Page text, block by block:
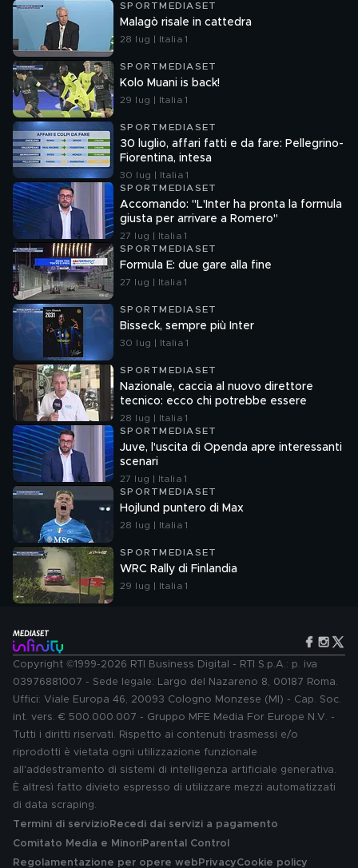
SPORTMEDIASET
Malagò risale in cattedra
28 lug | Italia 1
SPORTMEDIASET
Kolo Muani is back!
29 lug | Italia 1
SPORTMEDIASET
30 luglio, affari fatti e da fare: Pellegrino-
Fiorentina, intesa
30 lug | Italia 1
SPORTMEDIASET
Accomando: "L'Inter ha pronta la formula
giusta per arrivare a Romero"
27 lug | Italia 1
SPORTMEDIASET
Formula E: due gare alla fine
27 lug | Italia 1
SPORTMEDIASET
Bisseck, sempre più Inter
30 lug | Italia 1
SPORTMEDIASET
Nazionale, caccia al nuovo direttore
tecnico: ecco chi potrebbe essere
28 lug | Italia 1
SPORTMEDIASET
Juve, l'uscita di Openda apre interessanti
scenari
27 lug | Italia 1
SPORTMEDIASET
Hojlund puntero di Max
28 lug | Italia 1
SPORTMEDIASET
WRC Rally di Finlandia
29 lug | Italia 1
Copyright ©1999-2026 RTI Business Digital - RTI S.p.A.: p. iva
03976881007 - Sede legale: Largo del Nazareno 8, 00187 Roma.
Uffici: Viale Europa 46, 20093 Cologno Monzese (MI) - Cap. Soc.
int. vers. € 500.000.007 - Gruppo MFE Media For Europe N.V. -
Tutti i diritti riservati. Rispetto ai contenuti trasmessi e/o
riprodotti è vietata ogni utilizzazione funzionale
all'addestramento di sistemi di intelligenza artificiale generativa.
È altresì fatto divieto espresso di utilizzare mezzi automatizzati
di data scraping.
Termini di servizio Recedi dai servizi a pagamento
Comitato Media e MinoriParental Control
Regolamentazione per opere web PrivacyCookie policy